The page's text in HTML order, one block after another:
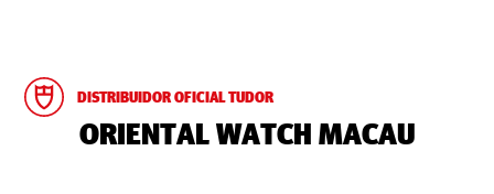
DISTRIBUIDOR OFICIAL TUDOR
‭ORIENTAL WATCH MACAU‬